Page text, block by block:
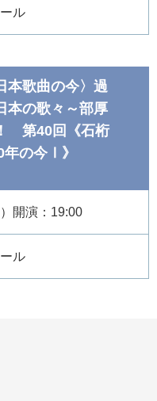
ル
本歌曲の今〉過
本の歌々～部厚
第40回《石桁
年の今Ⅰ》
開演：19:00
ル